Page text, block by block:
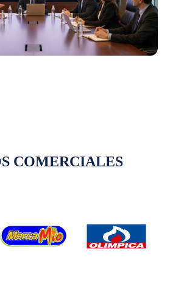
COMERCIALES